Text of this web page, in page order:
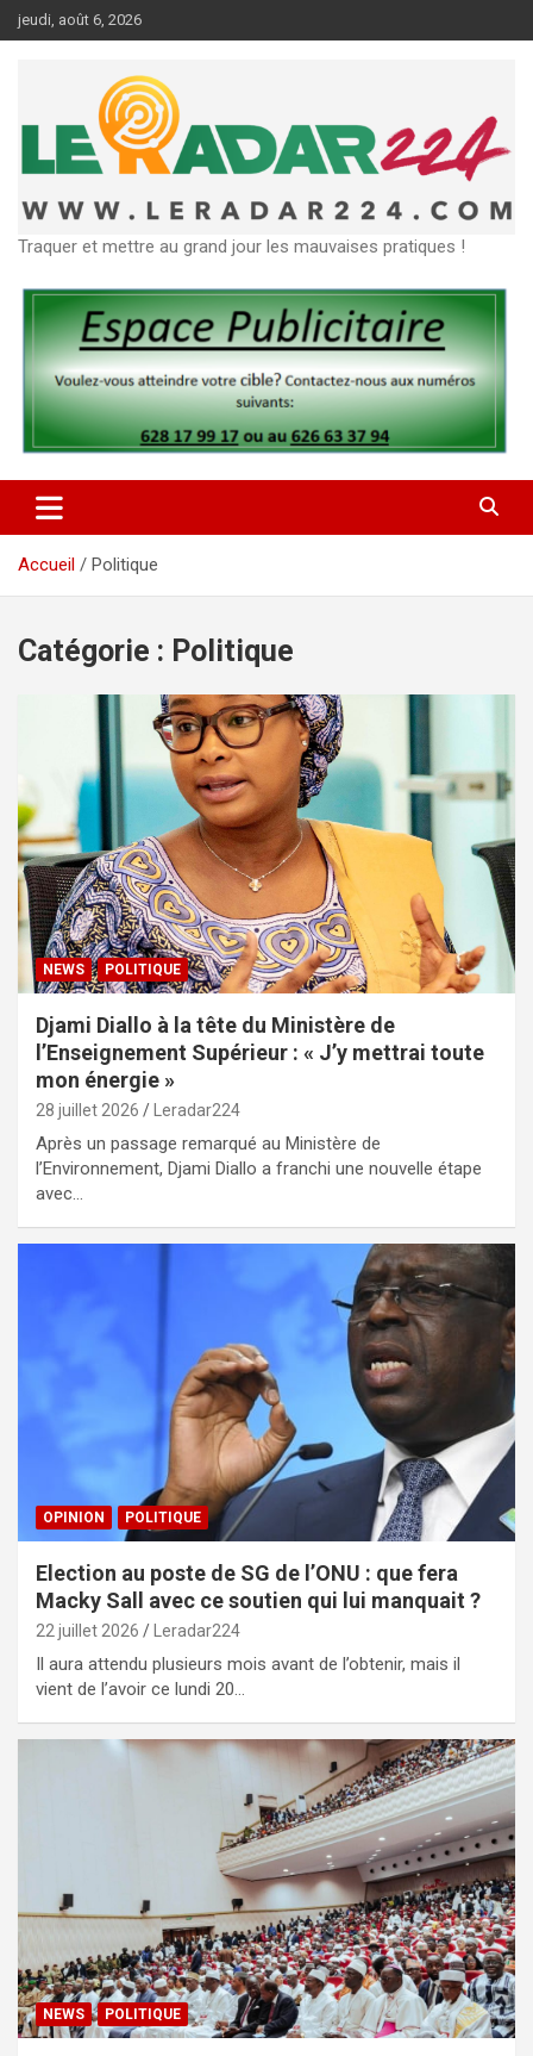
Aller
au
jeudi, août 6, 2026
Traquer et mettre au grand jour les mauvaises pratiques !
Accueil Politique
Catégorie : Politique
NEWS POLITIQUE
Djami Diallo à la tête du Ministère de
l’Enseignement Supérieur : « J’y mettrai toute
mon énergie »
28 juillet 2026 Leradar224
Après un passage remarqué au Ministère de
l’Environnement, Djami Diallo a franchi une nouvelle étape
avec…
OPINION POLITIQUE
Election au poste de SG de l’ONU : que fera
Macky Sall avec ce soutien qui lui manquait ?
22 juillet 2026 Leradar224
Il aura attendu plusieurs mois avant de l’obtenir, mais il
vient de l’avoir ce lundi 20…
NEWS POLITIQUE